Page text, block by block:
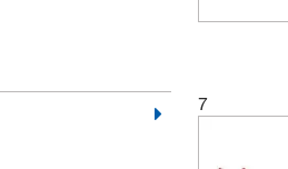
7